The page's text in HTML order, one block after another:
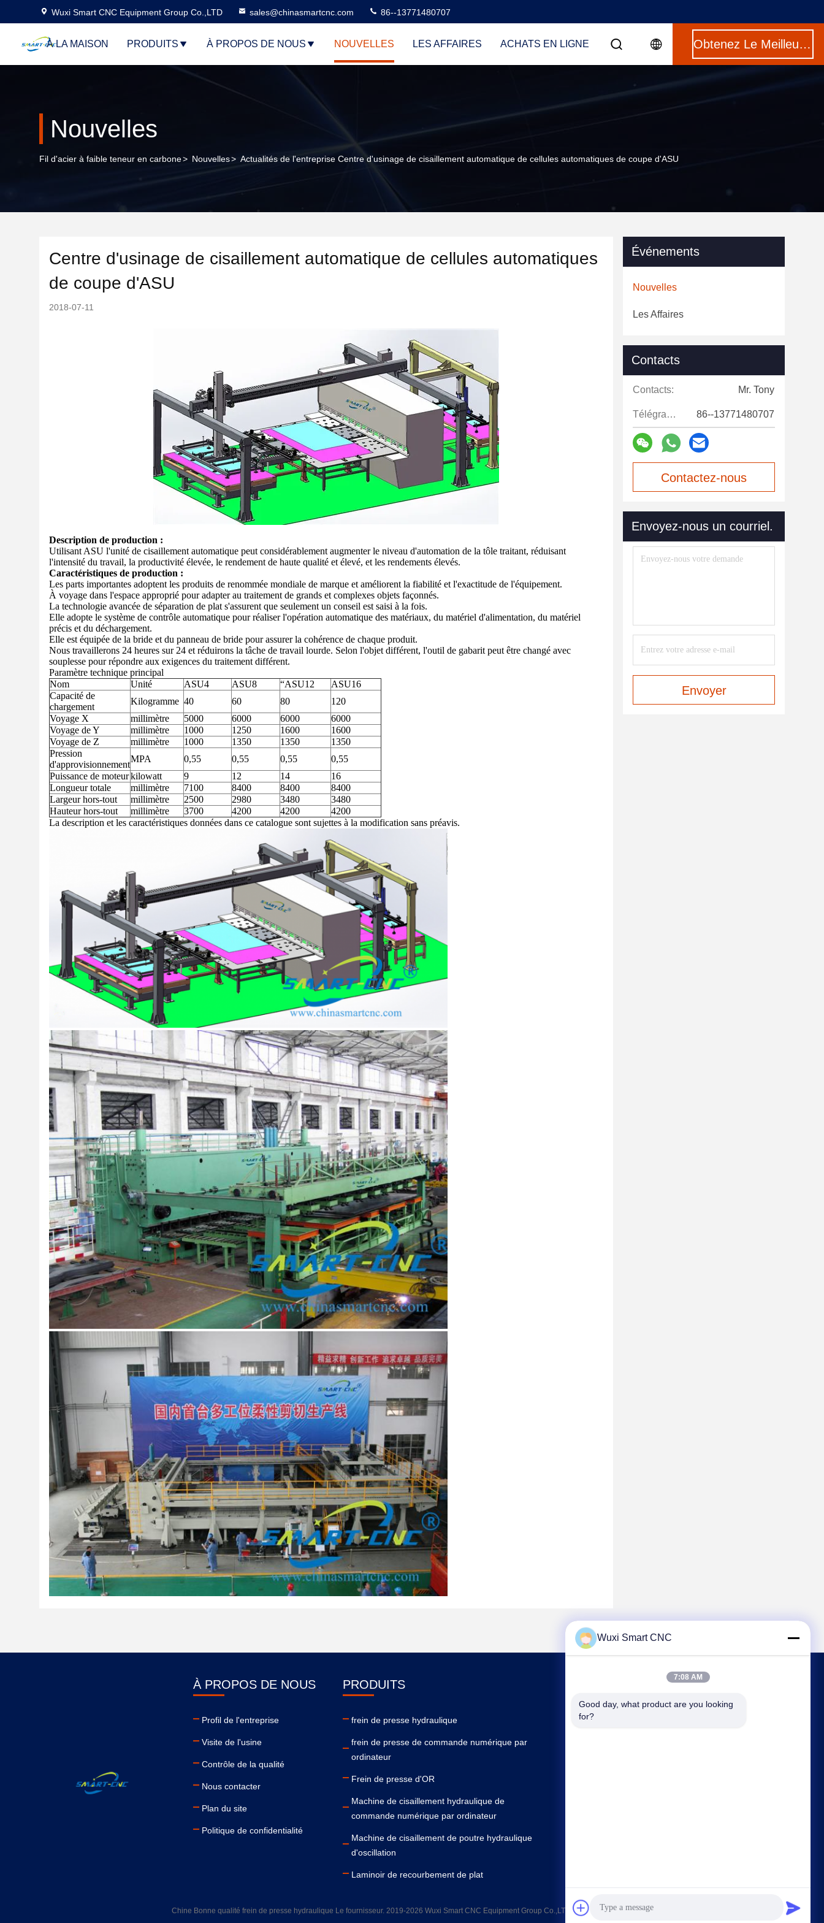
Wuxi Smart CNC Equipment Group Co.,LTD sales@chinasmartcnc.com 86--13771480707
À LA MAISON PRODUITS À PROPOS DE NOUS NOUVELLES LES AFFAIRES ACHATS EN LIGNE Obtenez Le Meilleur Prix
Nouvelles
Fil d'acier à faible teneur en carbone> Nouvelles> Actualités de l'entreprise Centre d'usinage de cisaillement automatique de cellules automatiques de coupe d'ASU
Centre d'usinage de cisaillement automatique de cellules automatiques
de coupe d'ASU
2018-07-11
Description de production :
Utilisant ASU l'unité de cisaillement automatique peut considérablement augmenter le niveau d'automation de la tôle traitant, réduisant
l'intensité du travail, la productivité élevée, le rendement de haute qualité et élevé, et les rendements élevés.
Caractéristiques de production :
Les parts importantes adoptent les produits de renommée mondiale de marque et améliorent la fiabilité et l'exactitude de l'équipement.
À voyage dans l'espace approprié pour adapter au traitement de grands et complexes objets façonnés.
La technologie avancée de séparation de plat s'assurent que seulement un conseil est saisi à la fois.
Elle adopte le système de contrôle automatique pour réaliser l'opération automatique des matériaux, du matériel d'alimentation, du matériel
précis et du déchargement.
Elle est équipée de la bride et du panneau de bride pour assurer la cohérence de chaque produit.
Nous travaillerons 24 heures sur 24 et réduirons la tâche de travail lourde. Selon l'objet différent, l'outil de gabarit peut être changé avec
souplesse pour répondre aux exigences du traitement différent.
Paramètre technique principal
Nom
Unité ASU4 ASU8 “ASU12
ASU16
Capacité de
chargement
Kilogramme 40 60 80
120
Voyage X
millimètre 5000 6000 6000
6000
Voyage de Y
millimètre 1000 1250 1600
1600
Voyage de Z
millimètre 1000 1350 1350
1350
Pression
d'approvisionnement
MPA 0,55 0,55 0,55
0,55
Puissance de moteurkilowatt 9 12 14
16
Longueur totale
millimètre 7100 8400 8400
8400
Largeur hors-tout
millimètre 2500 2980 3480
3480
Hauteur hors-tout
millimètre 3700 4200 4200
4200
La description et les caractéristiques données dans ce catalogue sont sujettes à la modification sans préavis.
Événements
Nouvelles
Les Affaires
Contacts
Contacts: Mr. Tony
Télégramme: 86--13771480707
Contactez-nous
Envoyez-nous un courriel.
Envoyer
À PROPOS DE NOUS
Profil de l'entreprise
Visite de l'usine
Contrôle de la qualité
Nous contacter
Plan du site
Politique de confidentialité
PRODUITS
frein de presse hydraulique
frein de presse de commande numérique par
ordinateur
Frein de presse d'OR
Machine de cisaillement hydraulique de
commande numérique par ordinateur
Machine de cisaillement de poutre hydraulique
d'oscillation
Laminoir de recourbement de plat
NOUS CONTACTER
sales@chinasmartcnc.com
Chine Bonne qualité frein de presse hydraulique Le fournisseur. 2019-2026 Wuxi Smart CNC Equipment Group Co.,LTD Tous les droits réservés.
Wuxi Smart CNC
7:08 AM
Good day, what product are you looking
for?